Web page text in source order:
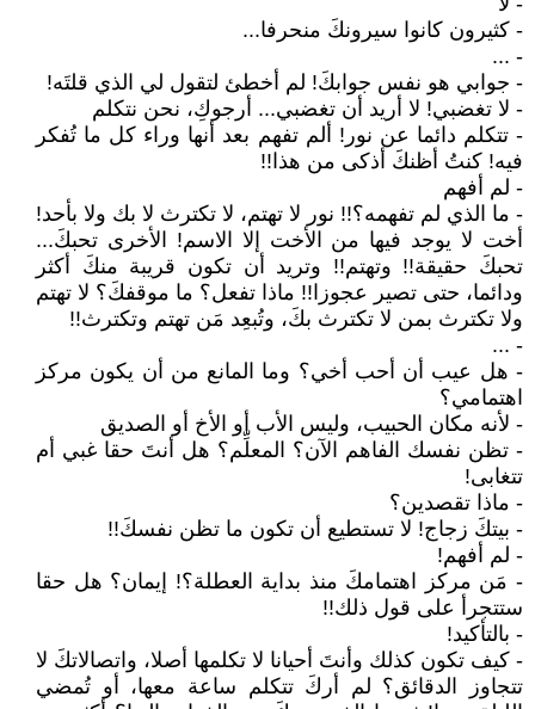
- كثيرون كانوا سيرونكَ منحرفا...
- ...
- جوابي هو نفس جوابكَ! لم أخطئ لتقول لي الذي قلتَه!
- لا تغضبي! لا أريد أن تغضبي... أرجوكِ، نحن نتكلم
- تتكلم دائما عن نور! ألم تفهم بعد أنها وراء كل ما تُفكر
فيه! كنتُ أظنكَ أذكى من هذا!!
- لم أفهم
- ما الذي لم تفهمه؟!! نور لا تهتم، لا تكترث لا بك ولا بأحد!
أخت لا يوجد فيها من الأخت إلا الاسم! الأخرى تحبكَ...
تحبكَ حقيقة!! وتهتم!! وتريد أن تكون قريبة منكَ أكثر
ودائما، حتى تصير عجوزا!! ماذا تفعل؟ ما موقفكَ؟ لا تهتم
ولا تكترث بمن لا تكترث بكَ، وتُبعِد مَن تهتم وتكترث!!
- ...‍
- هل عيب أن أحب أخي؟ وما المانع من أن يكون مركز
اهتمامي؟
- لأنه مكان الحبيب، وليس الأب أو الأخ أو الصديق
- تظن نفسك الفاهم الآن؟ المعلِّم؟ هل أنتَ حقا غبي أم
تتغابى!
- ماذا تقصدين؟
- بيتكَ زجاج! لا تستطيع أن تكون ما تظن نفسكَ!!
- لم أفهم!
- مَن مركز اهتمامكَ منذ بداية العطلة؟! إيمان؟ هل حقا
ستتجرأ على قول ذلك!!
- بالتأكيد!
- كيف تكون كذلك وأنتَ أحيانا لا تكلمها أصلا، واتصالاتكَ لا
تتجاوز الدقائق؟ لم أركَ تتكلم ساعة معها، أو تُمضي